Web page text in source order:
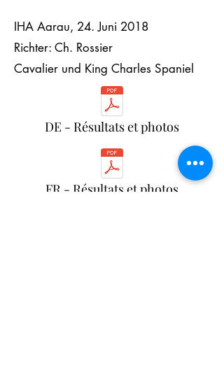
IHA Aarau, 24. Juni 2018
Richter: Ch. Rossier
Cavalier und King Charles Spaniel
DE - Résultats et photos
FR - Résultats et photos